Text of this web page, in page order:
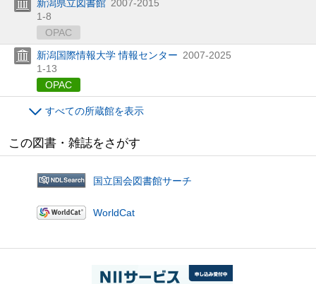
新潟県立図書館 2007-2015
1-8
OPAC
新潟国際情報大学 情報センター 2007-2025
1-13
OPAC
すべての所蔵館を表示
この図書・雑誌をさがす
国立国会図書館サーチ
WorldCat